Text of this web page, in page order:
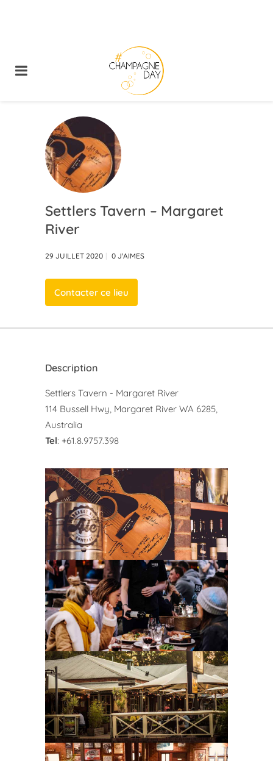
Settlers Tavern – Margaret
River
29 JUILLET 2020 0 J'AIMES
Contacter ce lieu
Description
Settlers Tavern - Margaret River
114 Bussell Hwy, Margaret River WA 6285,
Australia
Tel: +61.8.9757.398